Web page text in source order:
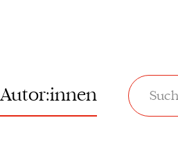
Autor:innen